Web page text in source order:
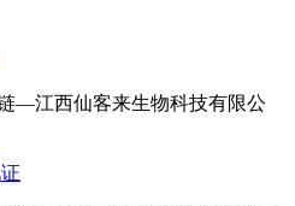
—江西仙客来生物科技有限公